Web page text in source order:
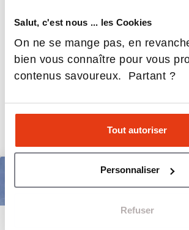
Salut, c'est nous ... les Cookies
On ne se mange pas, en
bien vous connaître pour vous
contenus savoureux. Partant ?
Tout autoriser
Personnaliser
Refuser
Bachelor “Chargé des
Humaines”
Paris
Bac+3, Bachelor, Licence